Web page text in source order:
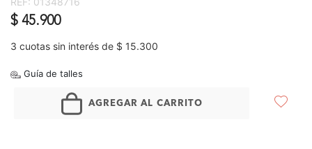
$ 45.900
3 cuotas sin interés de $ 15.300
Guía de talles
AGREGAR AL CARRITO